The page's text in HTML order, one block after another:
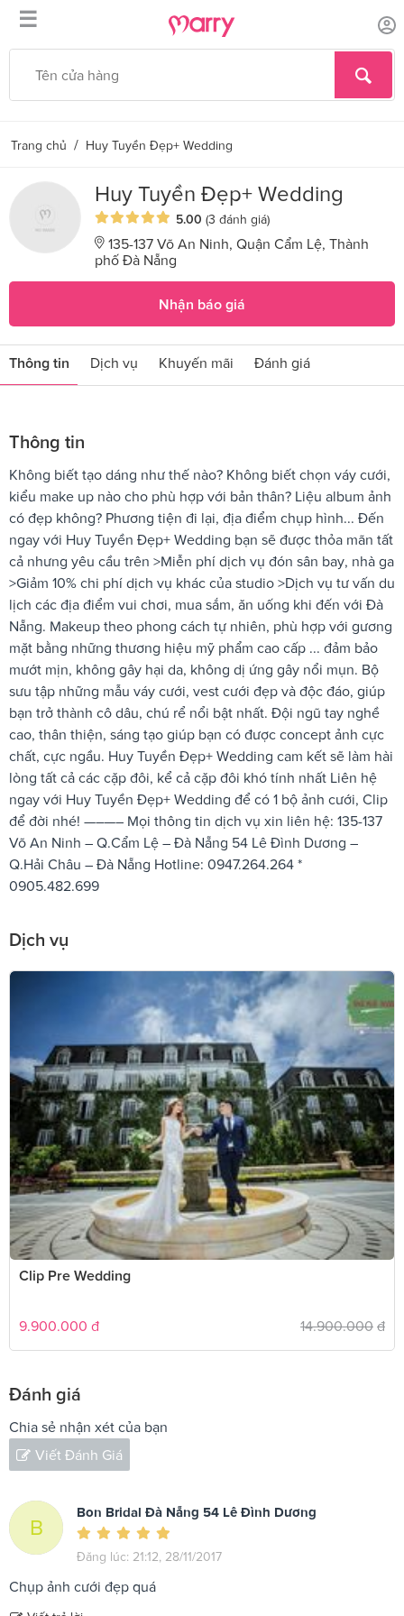
☰
Trang chủ / Huy Tuyền Đẹp+ Wedding
Huy Tuyền Đẹp+ Wedding
5.00 (3 đánh giá)
135-137 Võ An Ninh, Quận Cẩm Lệ, Thành
phố Đà Nẵng
Nhận báo giá
Thông tin Dịch vụ Khuyến mãi Đánh giá
Thông tin
Không biết tạo dáng như thế nào? Không biết chọn váy cưới,
kiểu make up nào cho phù hợp với bản thân? Liệu album ảnh
có đẹp không? Phương tiện đi lại, địa điểm chụp hình... Đến
ngay với Huy Tuyền Đẹp+ Wedding bạn sẽ được thỏa mãn tất
cả nhưng yêu cầu trên >Miễn phí dịch vụ đón sân bay, nhà ga
>Giảm 10% chi phí dịch vụ khác của studio >Dịch vụ tư vấn du
lịch các địa điểm vui chơi, mua sắm, ăn uống khi đến với Đà
Nẵng. Makeup theo phong cách tự nhiên, phù hợp với gương
mặt bằng những thương hiệu mỹ phẩm cao cấp ... đảm bảo
mướt mịn, không gây hại da, không dị ứng gây nổi mụn. Bộ
sưu tập những mẫu váy cưới, vest cưới đẹp và độc đáo, giúp
bạn trở thành cô dâu, chú rể nổi bật nhất. Đội ngũ tay nghề
cao, thân thiện, sáng tạo giúp bạn có được concept ảnh cực
chất, cực ngầu. Huy Tuyền Đẹp+ Wedding cam kết sẽ làm hài
lòng tất cả các cặp đôi, kể cả cặp đôi khó tính nhất Liên hệ
ngay với Huy Tuyền Đẹp+ Wedding để có 1 bộ ảnh cưới, Clip
để đời nhé! —–—– Mọi thông tin dịch vụ xin liên hệ: 135-137
Võ An Ninh – Q.Cẩm Lệ – Đà Nẵng 54 Lê Đình Dương –
Q.Hải Châu – Đà Nẵng Hotline: 0947.264.264 *
0905.482.699
Dịch vụ
Clip Pre Wedding
9.900.000 đ 14.900.000 đ
Đánh giá
Chia sẻ nhận xét của bạn
Viết Đánh Giá
B
Bon Bridal Đà Nẵng 54 Lê Đình Dương
Đăng lúc: 21:12, 28/11/2017
Chụp ảnh cưới đẹp quá